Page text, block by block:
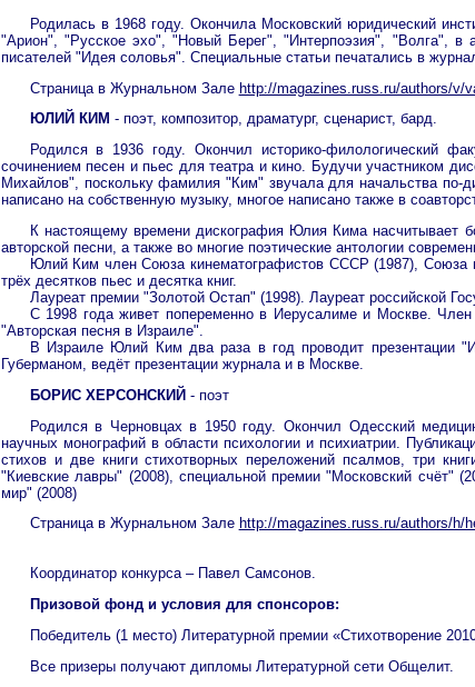
Родилась в 1968 году. Окончила Московский юридический
"Арион", "Русское эхо", "Новый Берег", "Интерпоэзия", "Волга", в
писателей "Идея соловья". Специальные статьи печатались в
Страница в Журнальном Зале http://magazines.russ.ru/authors/v/
ЮЛИЙ КИМ - поэт, композитор, драматург, сценарист, бард.
Родился в 1936 году. Окончил историко-филологический
сочинением песен и пьес для театра и кино. Будучи участником
Михайлов", поскольку фамилия "Ким" звучала для начальства
написано на собственную музыку, многое написано также в
К настоящему времени дискография Юлия Кима насчитывает
авторской песни, а также во многие поэтические антологии
Юлий Ким член Союза кинематографистов СССР (1987), Союза
трёх десятков пьес и десятка книг.
Лауреат премии "Золотой Остап" (1998). Лауреат российской
С 1998 года живет попеременно в Иерусалиме и Москве. Член
"Авторская песня в Израиле".
В Израиле Юлий Ким два раза в год проводит презентации
Губерманом, ведёт презентации журнала и в Москве.
БОРИС ХЕРСОНСКИЙ - поэт
Родился в Черновцах в 1950 году. Окончил Одесский
научных монографий в области психологии и психиатрии.
стихов и две книги стихотворных переложений псалмов, три
"Киевские лавры" (2008), специальной премии "Московский счёт"
мир" (2008)
Страница в Журнальном Зале http://magazines.russ.ru/authors/h/
Координатор конкурса – Павел Самсонов.
Призовой фонд и условия для спонсоров:
Победитель (1 место) Литературной премии «Стихотворение
Все призеры получают дипломы Литературной сети Общелит.